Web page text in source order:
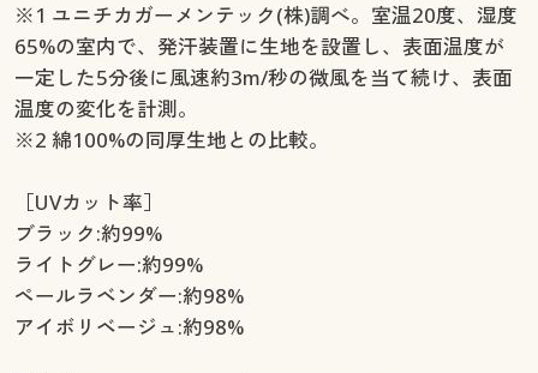
※1 ユニチカガーメンテック(株)調べ。室温20度、湿度
65%の室内で、発汗装置に生地を設置し、表面温度が
一定した5分後に風速約3m/秒の微風を当て続け、表面
温度の変化を計測。
※2 綿100%の同厚生地との比較。
［UVカット率］
ブラック:約99%
ライトグレー:約99%
ペールラベンダー:約98%
アイボリベージュ:約98%